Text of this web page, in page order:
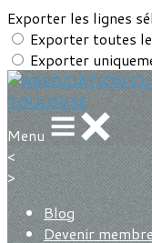
Exporter les lignes
Exporter toutes
Exporter
Menu
<
>
Blog
Devenir